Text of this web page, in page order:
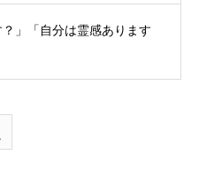
？」「自分は霊感あります